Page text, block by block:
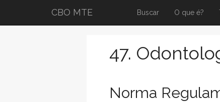
CBO MTE Buscar O que é?
47.
Norma